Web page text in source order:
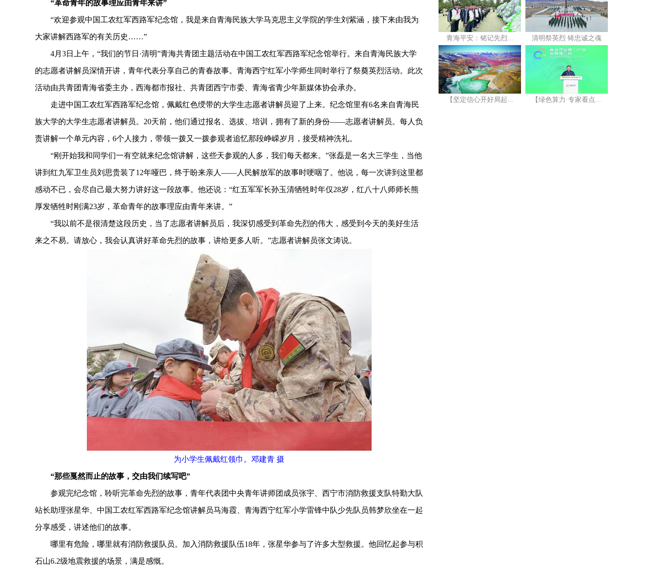
“革命青年的故事理应由青年来讲”
“欢迎参观中国工农红军西路军纪念馆，我是来自青海民族大学马克思主义学院的学生刘紫涵，接下来由我为
大家讲解西路军的有关历史……”
4月3日上午，“我们的节日·清明”青海共青团主题活动在中国工农红军西路军纪念馆举行。来自青海民族大学
的志愿者讲解员深情开讲，青年代表分享自己的青春故事。青海西宁红军小学师生同时举行了祭奠英烈活动。此次
活动由共青团青海省委主办，西海都市报社、共青团西宁市委、青海省青少年新媒体协会承办。
走进中国工农红军西路军纪念馆，佩戴红色绶带的大学生志愿者讲解员迎了上来。纪念馆里有6名来自青海民
族大学的大学生志愿者讲解员。20天前，他们通过报名、选拔、培训，拥有了新的身份——志愿者讲解员。每人负
责讲解一个单元内容，6个人接力，带领一拨又一拨参观者追忆那段峥嵘岁月，接受精神洗礼。
“刚开始我和同学们一有空就来纪念馆讲解，这些天参观的人多，我们每天都来。”张磊是一名大三学生，当他
讲到红九军卫生员刘思贵装了12年哑巴，终于盼来亲人——人民解放军的故事时哽咽了。他说，每一次讲到这里都
感动不已，会尽自己最大努力讲好这一段故事。他还说：“红五军军长孙玉清牺牲时年仅28岁，红八十八师师长熊
厚发牺牲时刚满23岁，革命青年的故事理应由青年来讲。”
“我以前不是很清楚这段历史，当了志愿者讲解员后，我深切感受到革命先烈的伟大，感受到今天的美好生活
来之不易。请放心，我会认真讲好革命先烈的故事，讲给更多人听。”志愿者讲解员张文涛说。
为小学生佩戴红领巾。邓建青 摄
“那些戛然而止的故事，交由我们续写吧”
参观完纪念馆，聆听完革命先烈的故事，青年代表团中央青年讲师团成员张宇、西宁市消防救援支队特勤大队
站长助理张星华、中国工农红军西路军纪念馆讲解员马海霞、青海西宁红军小学雷锋中队少先队员韩梦欣坐在一起
分享感受，讲述他们的故事。
哪里有危险，哪里就有消防救援队员。加入消防救援队伍18年，张星华参与了许多大型救援。他回忆起参与积
石山6.2级地震救援的场景，满是感慨。
青海平安：铭记先烈... 清明祭英烈 铸忠诚之魂
【坚定信心开好局起... 【绿色算力·专家看点...